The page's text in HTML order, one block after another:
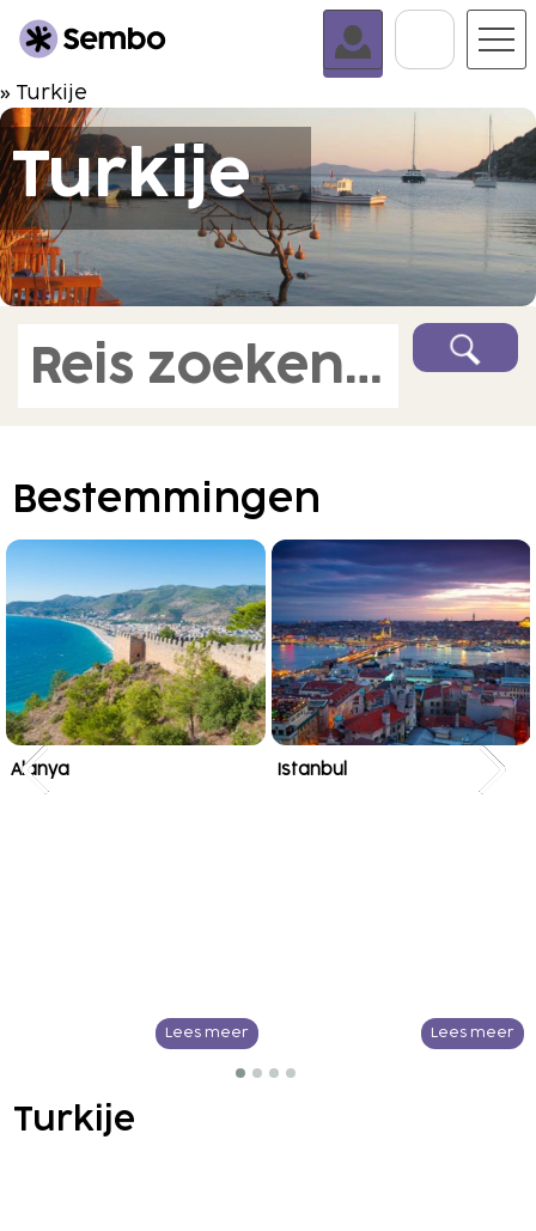
Naar
» Turkije
Turkije
Reis zoeken en boeken
Bestemmingen
Alanya
Lees meer
Istanbul
Lees meer
Turkije